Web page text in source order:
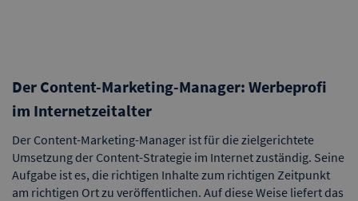
Der Content-Marketing-Manager: Werbeprofi
im Internetzeitalter
Der Content-Marketing-Manager ist für die zielgerichtete
Umsetzung der Content-Strategie im Internet zuständig. Seine
Aufgabe ist es, die richtigen Inhalte zum richtigen Zeitpunkt
am richtigen Ort zu veröffentlichen. Auf diese Weise liefert das